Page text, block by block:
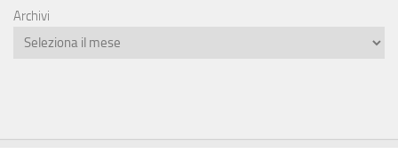
Archivi